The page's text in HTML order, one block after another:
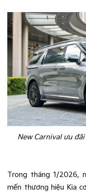
New Carnival ưu
Trong tháng 1/2026,
mến thương hiệu Kia